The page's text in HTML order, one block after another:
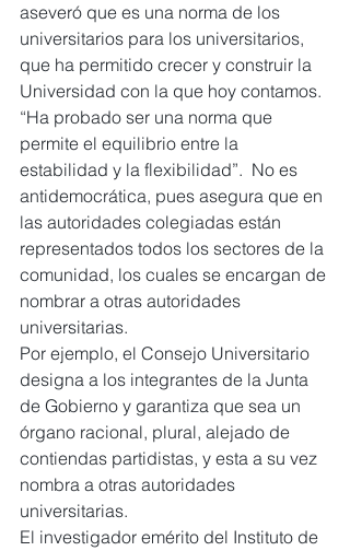
aseveró que es una norma de los
universitarios para los universitarios,
que ha permitido crecer y construir la
Universidad con la que hoy contamos.
“Ha probado ser una norma que
permite el equilibrio entre la
estabilidad y la flexibilidad”.  No es
antidemocrática, pues asegura que en
las autoridades colegiadas están
representados todos los sectores de la
comunidad, los cuales se encargan de
nombrar a otras autoridades
universitarias.
Por ejemplo, el Consejo Universitario
designa a los integrantes de la Junta
de Gobierno y garantiza que sea un
órgano racional, plural, alejado de
contiendas partidistas, y esta a su vez
nombra a otras autoridades
universitarias.
El investigador emérito del Instituto de